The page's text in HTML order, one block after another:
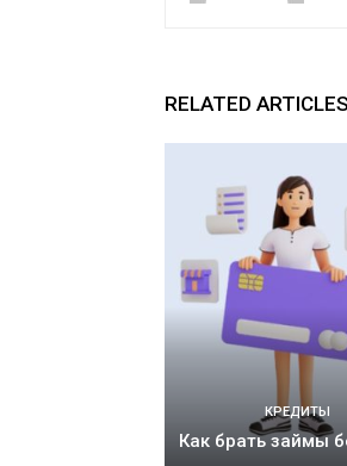
RELATED ARTICLES
КРЕДИТЫ
Как брать займы